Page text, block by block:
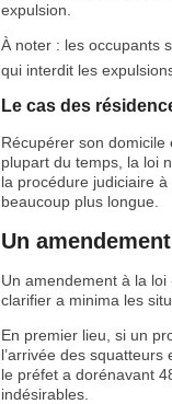
expulsion.
À noter : les occupants
qui interdit les
Le cas des
Récupérer son domicile
plupart du temps, la loi
la procédure judiciaire
beaucoup plus longue.
Un
Un amendement à la loi
clarifier a minima les
En premier lieu, si un
l’arrivée des squatteurs
le préfet a dorénavant
indésirables.